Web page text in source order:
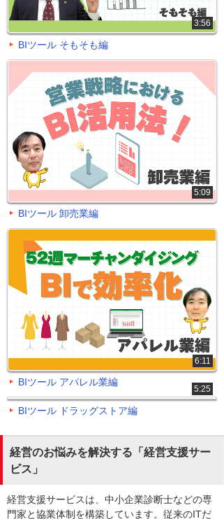
3:56
BIツール そもそも編
5:09
BIツール 卸売業編
6:11
BIツール アパレル業編
5:25
BIツール ドラッグストア編
経営のお悩みを解決する「経営支援サー
ビス」
経営支援サービスは、中小企業診断士などの専
門家と協業体制を構築しています。従来のITだ